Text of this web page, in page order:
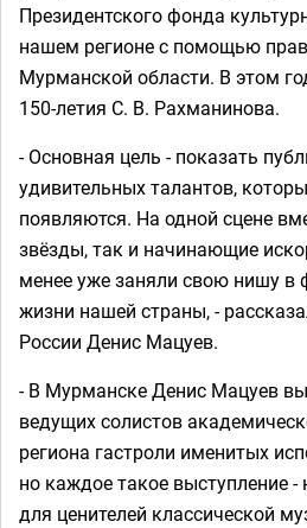
Президентского фонда
нашем регионе с помощью
Мурманской области. В этом
150-летия С. В. Рахманинова.
- Основная цель - показать
удивительных талантов,
появляются. На одной сцене
звёзды, так и начинающие
менее уже заняли свою нишу в
жизни нашей страны, -
России Денис Мацуев.
- В Мурманске Денис Мацуев
ведущих солистов
региона гастроли именитых
но каждое такое выступление
для ценителей классической